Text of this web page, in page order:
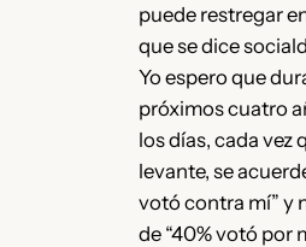
puede restregar
que se dice
Yo espero que
próximos cuatro
los días, cada vez
levante, se
votó contra mí” y
de “40% votó por